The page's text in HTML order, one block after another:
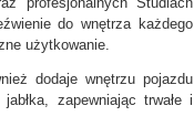
do wnętrza każdego
użytkowanie.
dodaje wnętrzu pojazdu
zapewniając trwałe i